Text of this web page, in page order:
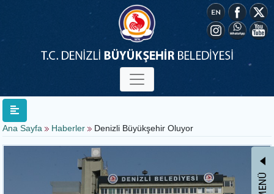
Ana Sayfa Haberler Denizli Büyükşehir Oluyor